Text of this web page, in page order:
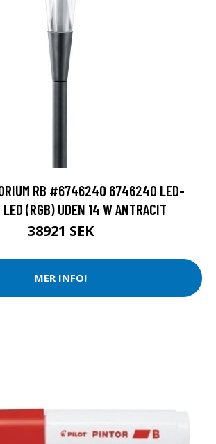
RB #6746240 6746240 LED-
LED (RGB) UDEN 14 W ANTRACIT
38921 SEK
MER INFO!